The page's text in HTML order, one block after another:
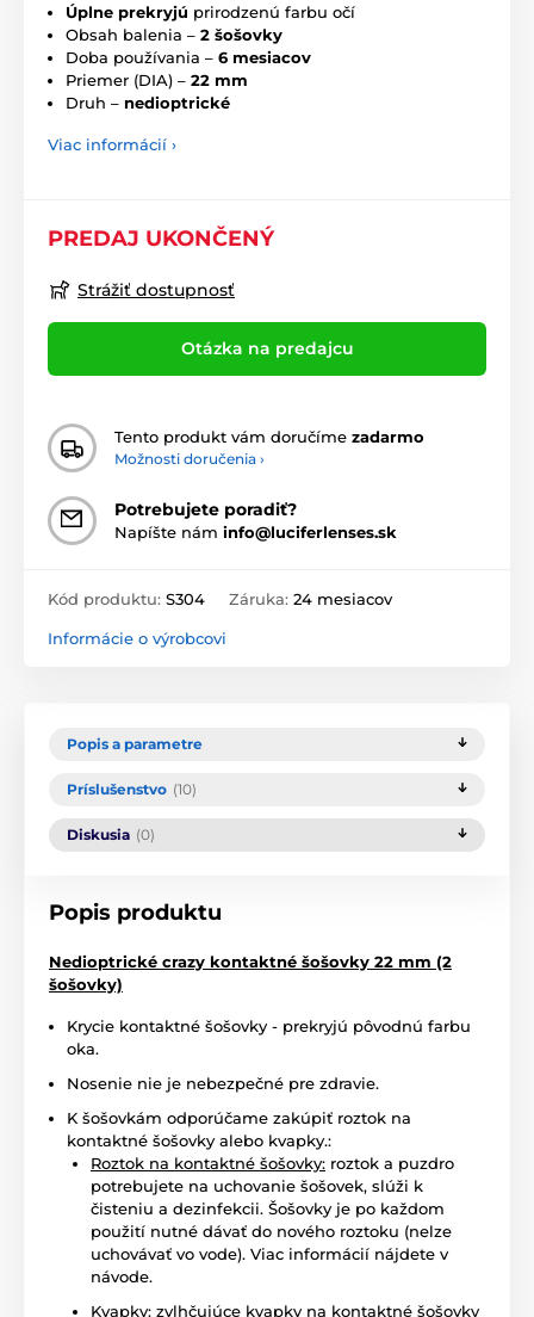
Úplne prekryjú prirodzenú farbu očí
Obsah balenia – 2 šošovky
Doba používania – 6 mesiacov
Priemer (DIA) – 22 mm
Druh – nedioptrické
Viac informácií ›
PREDAJ UKONČENÝ
Strážiť dostupnosť
Otázka na predajcu
Tento produkt vám doručíme zadarmo
Možnosti doručenia ›
Potrebujete poradiť?
Napíšte nám info@luciferlenses.sk
Kód produktu: S304 Záruka: 24 mesiacov
Informácie o výrobcovi
Popis a parametre
Príslušenstvo (10)
Diskusia (0)
Popis produktu
Nedioptrické crazy kontaktné šošovky 22 mm (2
šošovky)
Krycie kontaktné šošovky - prekryjú pôvodnú farbu
oka.
Nosenie nie je nebezpečné pre zdravie.
K šošovkám odporúčame zakúpiť roztok na
kontaktné šošovky alebo kvapky.:
Roztok na kontaktné šošovky: roztok a puzdro
potrebujete na uchovanie šošovek, slúži k
čisteniu a dezinfekcii. Šošovky je po každom
použití nutné dávať do nového roztoku (nelze
uchovávať vo vode). Viac informácií nájdete v
návode.
Kvapky: zvlhčujúce kvapky na kontaktné šošovky